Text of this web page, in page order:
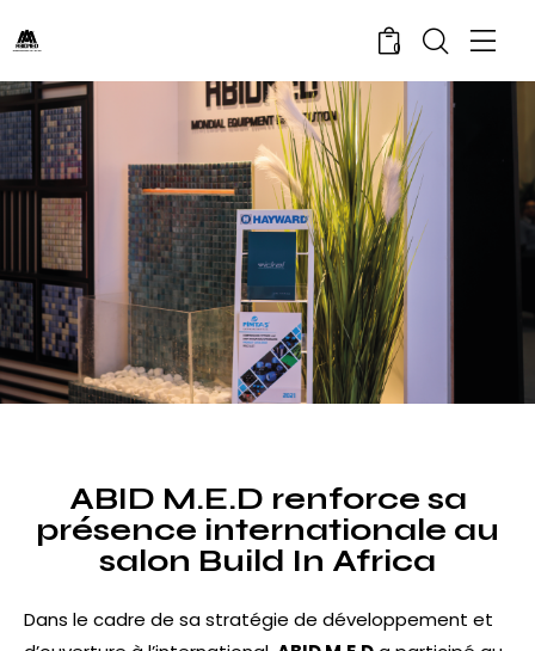
0
ABID M.E.D renforce sa
présence internationale au
salon Build In Africa
Dans le cadre de sa stratégie de développement et